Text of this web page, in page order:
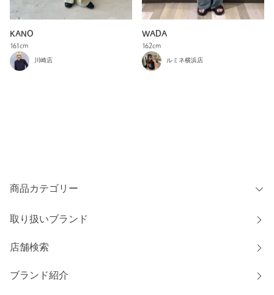
KANO
161cm
川崎店
WADA
162cm
ルミネ横浜店
商品カテゴリー
取り扱いブランド
店舗検索
ブランド紹介